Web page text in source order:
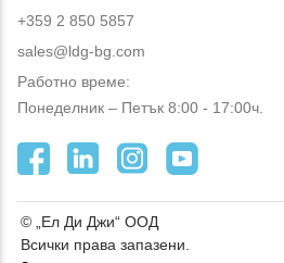
+359 2 850 5857
sales@ldg-bg.com
Работно време:
Понеделник – Петък 8:00 - 17:00ч.
© „Ел Ди Джи“ ООД
Всички права запазени.